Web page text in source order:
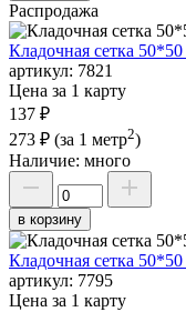
Распродажа
Кладочная сетка
артикул: 7821
Цена за 1 карту
137 ₽
273 ₽ (за 1 метр2)
Наличие: много
в корзину
Кладочная сетка
артикул: 7795
Цена за 1 карту